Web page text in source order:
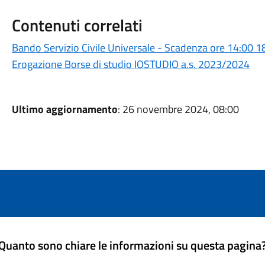
Contenuti correlati
Bando Servizio Civile Universale - Scadenza ore 14:00
Erogazione Borse di studio IOSTUDIO a.s. 2023/2024
Ultimo aggiornamento: 26 novembre 2024, 08:00
sono chiare le informazioni su questa